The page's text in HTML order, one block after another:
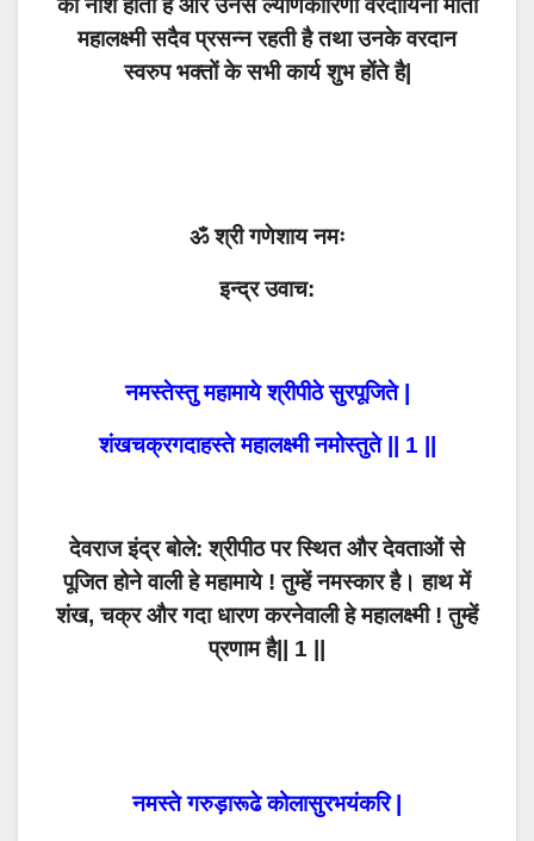
का नाश होता है और उनसे ल्याणकारिणी वरदायिनी माता
महालक्ष्मी सदैव प्रसन्न रहती है तथा उनके वरदान
स्वरुप भक्तों के सभी कार्य शुभ होंते है|
ॐ श्री गणेशाय नमः
इन्द्र उवाच:
नमस्तेस्तु महामाये श्रीपीठे सुरपूजिते |
शंखचक्रगदाहस्ते महालक्ष्मी नमोस्तुते || 1 ||
देवराज इंद्र बोले: श्रीपीठ पर स्थित और देवताओं से
पूजित होने वाली हे महामाये ! तुम्हें नमस्कार है। हाथ में
शंख, चक्र और गदा धारण करनेवाली हे महालक्ष्मी ! तुम्हें
प्रणाम है|| 1 ||
नमस्ते गरुड़ारूढे कोलासुरभयंकरि |